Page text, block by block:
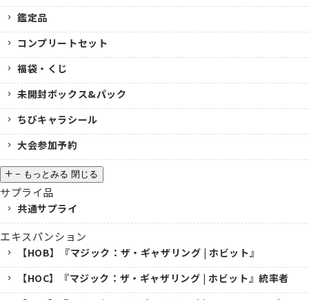
鑑定品
コンプリートセット
福袋・くじ
未開封ボックス&パック
ちびキャラシール
大会参加予約
− もっとみる 閉じる
サプライ品
共通サプライ
エキスパンション
【HOB】『マジック：ザ・ギャザリング | ホビット』
【HOC】『マジック：ザ・ギャザリング | ホビット』統率者